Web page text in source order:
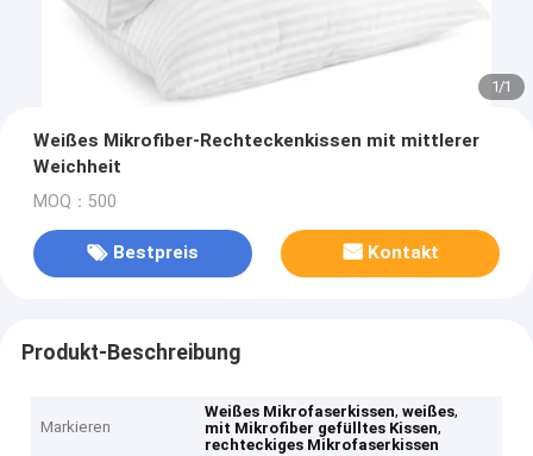
1/1
Weißes Mikrofiber-Rechteckenkissen mit mittlerer
Weichheit
MOQ：500
Bestpreis Kontakt
Produkt-Beschreibung
Markieren
Weißes Mikrofaserkissen,weißes,
mit Mikrofiber gefülltes Kissen,
rechteckiges Mikrofaserkissen